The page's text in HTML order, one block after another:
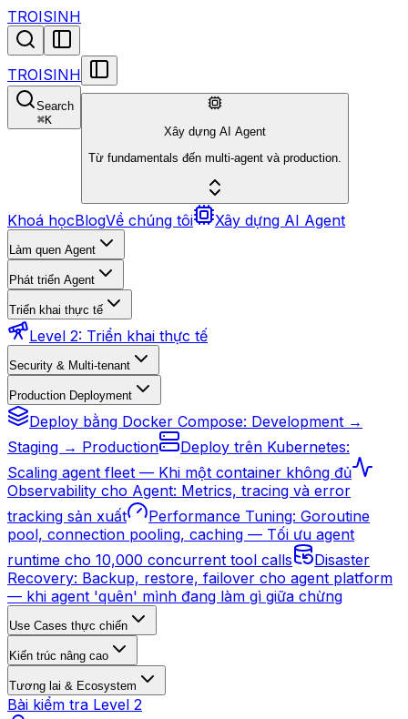
TROISINH
TROISINH
Search
⌘K
Xây dựng AI Agent
Từ fundamentals đến multi-agent và production.
Khoá họcBlogVề chúng tôi Xây dựng AI Agent
Làm quen Agent
Phát triển Agent
Triển khai thực tế
Level 2: Triển khai thực tế
Security & Multi-tenant
Production Deployment
Deploy bằng Docker Compose: Development →
Staging → Production
Deploy trên Kubernetes:
Scaling agent fleet — Khi một container không đủ
Observability cho Agent: Metrics, tracing và error
tracking sản xuất
Performance Tuning: Goroutine
pool, connection pooling, caching — Tối ưu agent
runtime cho 10,000 concurrent tool calls
Disaster
Recovery: Backup, restore, failover cho agent platform
— khi agent 'quên' mình đang làm gì giữa chừng
Use Cases thực chiến
Kiến trúc nâng cao
Tương lai & Ecosystem
Bài kiểm tra Level 2